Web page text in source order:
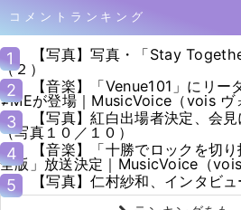
コメントランキング
1
【写真】写真・「Stay
（２）
2
【音楽】「Venue101」にリー
≠MEが登場｜MusicVoice（vois ヴ
3
【写真】紅白出場者決定、会
（写真１０／１０）
4
【音楽】「十勝でロックを切
全版」放送決定｜MusicVoice（vois
5
【写真】仁村紗和、インタビュ